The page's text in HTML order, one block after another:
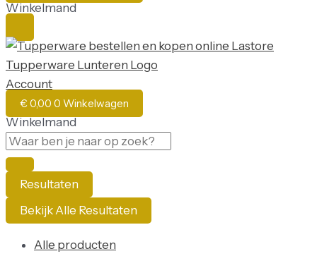
Winkelmand
Account
€ 0,00 0 Winkelwagen
Winkelmand
Resultaten
Bekijk Alle Resultaten
Alle producten